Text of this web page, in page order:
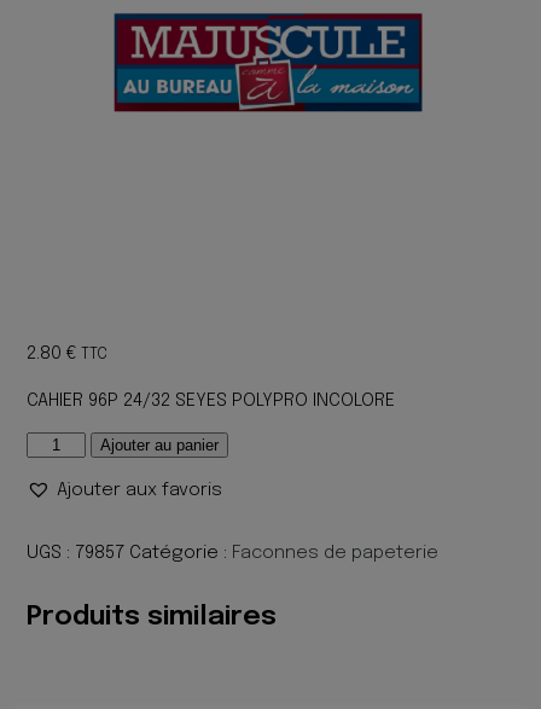
2.80€ TTC
CAHIER 96P 24/32 SEYES POLYPRO INCOLORE
quantité
CAHIER
24/32
POLYPRO
INCOLORE
Ajouter au panier
Ajouter aux favoris
UGS : 79857 Catégorie : Faconnes de papeterie
Produits similaires